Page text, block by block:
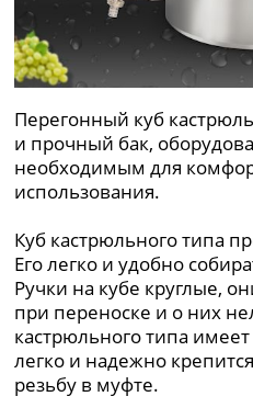
Перегонный куб
и прочный бак,
необходимым для
использования.
Куб кастрюльного типа
Его легко и удобно
Ручки на кубе круглые,
при переноске и о них
кастрюльного типа
легко и надежно
резьбу в муфте.